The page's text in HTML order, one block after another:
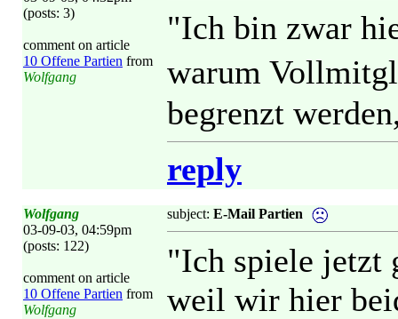
(posts: 3)
comment on article
10 Offene Partien from
Wolfgang
"Ich bin zwar
warum
begrenzt
reply
Wolfgang
03-09-03, 04:59pm
(posts: 122)
comment on article
10 Offene Partien from
Wolfgang
subject: E-Mail Partien
"Ich spiele jetzt
weil wir hier